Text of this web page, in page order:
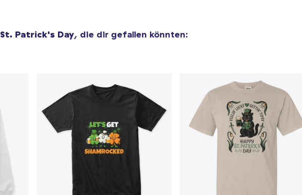
St. Patrick's Day, die dir gefallen könnten: